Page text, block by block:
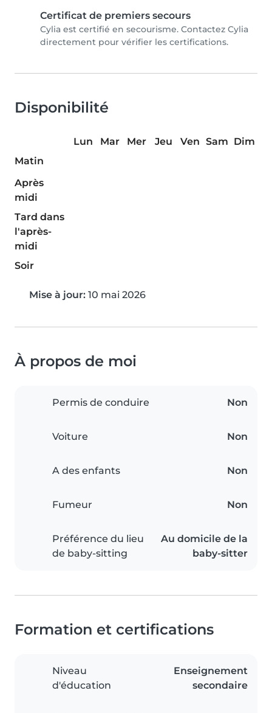
Certificat de premiers secours
Cylia est certifié en secourisme. Contactez Cylia
directement pour vérifier les certifications.
Disponibilité
Lun Mar Mer Jeu Ven Sam Dim
Matin
Après
midi
Tard dans
l'après-
midi
Soir
Mise à jour: 10 mai 2026
À propos de moi
Permis de conduire Non
Voiture Non
A des enfants Non
Fumeur Non
Préférence du lieu
de baby-sitting
Au domicile de la
baby-sitter
Formation et certifications
Niveau
d'éducation
Enseignement
secondaire